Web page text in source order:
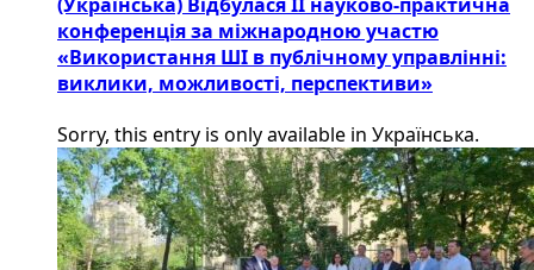
конференція за міжнародною участю
«Використання ШІ в публічному управлінні:
виклики, можливості, перспективи»
Sorry, this entry is only available in Українська.